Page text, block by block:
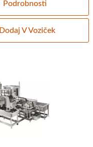
Podrobnosti
Dodaj V Voziček